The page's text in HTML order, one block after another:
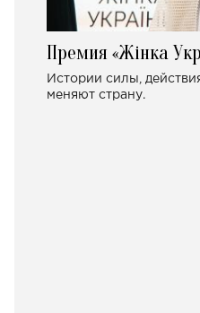
Премия «Жінка
Истории силы,
меняют страну.